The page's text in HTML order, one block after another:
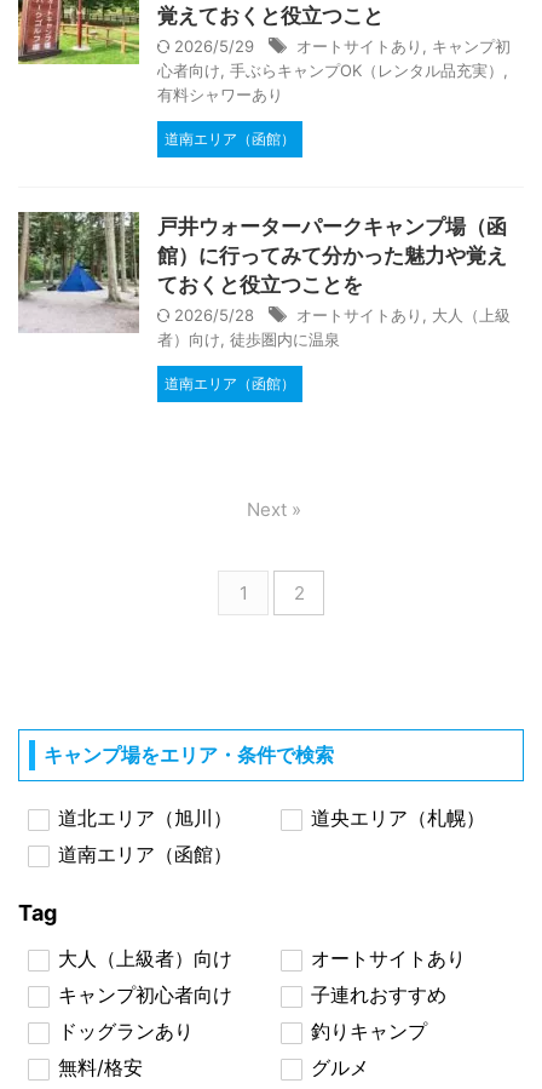
覚えておくと役立つこと
2026/5/29 オートサイトあり
キャンプ初
心者向け 手ぶらキャンプOK（レンタル品充実）
有料シャワーあり
道南エリア（函館）
戸井ウォーターパークキャンプ場（函
館）に行ってみて分かった魅力や覚え
ておくと役立つことを
2026/5/28 オートサイトあり
大人（上級
者）向け 徒歩圏内に温泉
道南エリア（函館）
1 2
Next »
キャンプ場をエリア・条件で検索
道北エリア（旭川）
道央エリア（札幌）
道南エリア（函館）
Tag
大人（上級者）向け
オートサイトあり
キャンプ初心者向け
子連れおすすめ
ドッグランあり
釣りキャンプ
無料/格安
グルメ